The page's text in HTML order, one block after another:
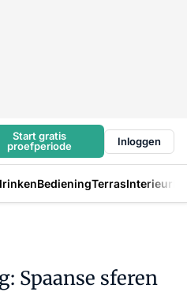
Start gratis
proefperiode
Inloggen
BedieningTerrasInterieur
Spaanse sferen